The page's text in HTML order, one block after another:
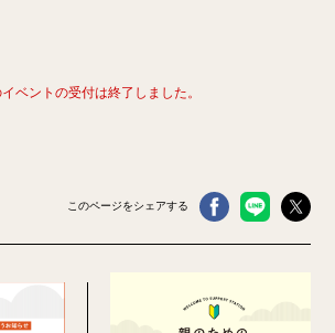
イベントの受付は終了しました。
このページをシェアする